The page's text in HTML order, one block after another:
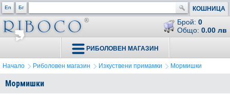
En Бг КОШНИЦА
Брой: 0
Общо: 0.00 лв
РИБОЛОВЕН МАГАЗИН
Начало Риболовен магазин Изкуствени примамки Мормишки
Мормишки